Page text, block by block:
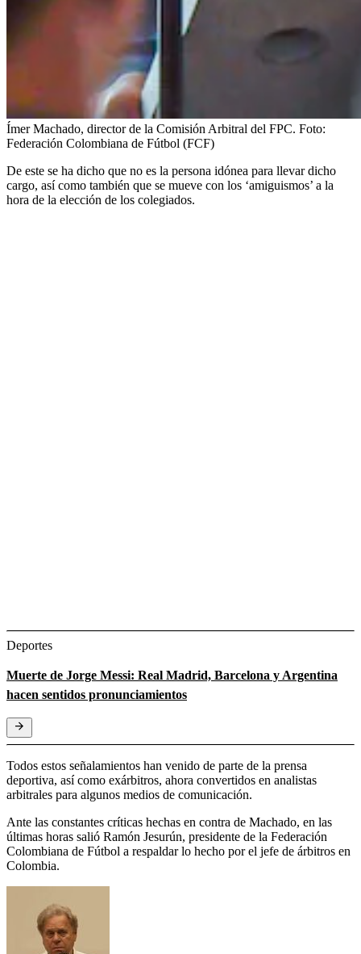
Ímer Machado, director de la Comisión Arbitral del FPC. Foto:
Federación Colombiana de Fútbol (FCF)
De este se ha dicho que no es la persona idónea para llevar dicho
cargo, así como también que se mueve con los ‘amiguismos’ a la
hora de la elección de los colegiados.
Deportes
Muerte de Jorge Messi: Real Madrid, Barcelona y Argentina
hacen sentidos pronunciamientos
Todos estos señalamientos han venido de parte de la prensa
deportiva, así como exárbitros, ahora convertidos en analistas
arbitrales para algunos medios de comunicación.
Ante las constantes críticas hechas en contra de Machado, en las
últimas horas salió Ramón Jesurún, presidente de la Federación
Colombiana de Fútbol a respaldar lo hecho por el jefe de árbitros en
Colombia.